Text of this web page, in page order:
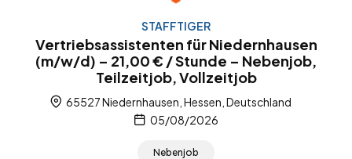
STAFFTIGER
Vertriebsassistenten für Niedernhausen
(m/w/d) – 21,00 € / Stunde – Nebenjob,
Teilzeitjob, Vollzeitjob
65527 Niedernhausen, Hessen, Deutschland
05/08/2026
Nebenjob